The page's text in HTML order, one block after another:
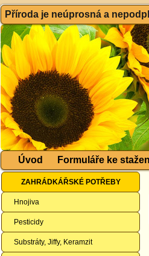
Příroda je neúprosná a
Úvod Formuláře ke
ZAHRÁDKÁŘSKÉ POTŘEBY
Hnojiva
Pesticidy
Substráty, Jiffy, Keramzit